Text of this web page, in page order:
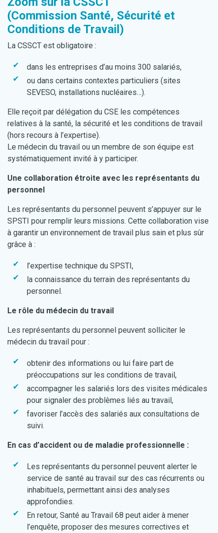
(Commission Santé, Sécurité et
Conditions de Travail)
La CSSCT est obligatoire :
dans les entreprises d’au moins 300 salariés,
ou dans certains contextes particuliers (sites
SEVESO, installations nucléaires…).
Elle reçoit par délégation du CSE les compétences
relatives à la santé, la sécurité et les conditions de travail
(hors recours à l’expertise).
Le médecin du travail ou un membre de son équipe est
systématiquement invité à y participer.
Une collaboration étroite avec les représentants du
personnel
Les représentants du personnel peuvent s’appuyer sur le
SPSTI pour remplir leurs missions. Cette collaboration vise
à garantir un environnement de travail plus sain et plus sûr
grâce à :
l’expertise technique du SPSTI,
la connaissance du terrain des représentants du
personnel.
Le rôle du médecin du travail
Les représentants du personnel peuvent solliciter le
médecin du travail pour :
obtenir des informations ou lui faire part de
préoccupations sur les conditions de travail,
accompagner les salariés lors des visites médicales
pour signaler des problèmes liés au travail,
favoriser l’accès des salariés aux consultations de
suivi.
En cas d’accident ou de maladie professionnelle :
Les représentants du personnel peuvent alerter le
service de santé au travail sur des cas récurrents ou
inhabituels, permettant ainsi des analyses
approfondies.
En retour, Santé au Travail 68 peut aider à mener
l’enquête, proposer des mesures correctives et